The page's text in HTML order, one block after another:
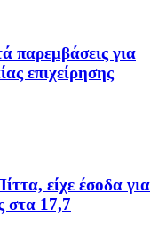
για
επιχείρησης
είχε έσοδα για
στα 17,7